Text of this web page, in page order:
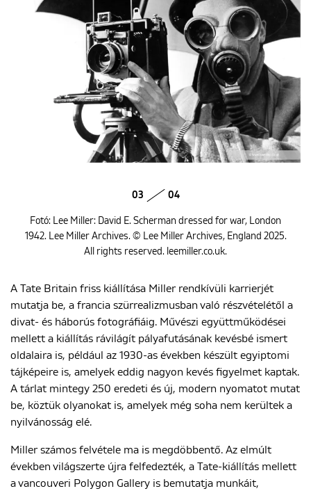
03 04
Fotó: Lee Miller: David E. Scherman dressed for war, London
1942. Lee Miller Archives. © Lee Miller Archives, England 2025.
All rights reserved. leemiller.co.uk.
A Tate Britain friss kiállítása Miller rendkívüli karrierjét
mutatja be, a francia szürrealizmusban való részvételétől a
divat- és háborús fotográfiáig. Művészi együttműködései
mellett a kiállítás rávilágít pályafutásának kevésbé ismert
oldalaira is, például az 1930-as években készült egyiptomi
tájképeire is, amelyek eddig nagyon kevés figyelmet kaptak.
A tárlat mintegy 250 eredeti és új, modern nyomatot mutat
be, köztük olyanokat is, amelyek még soha nem kerültek a
nyilvánosság elé.
Miller számos felvétele ma is megdöbbentő. Az elmúlt
években világszerte újra felfedezték, a Tate-kiállítás mellett
a vancouveri Polygon Gallery is bemutatja munkáit,